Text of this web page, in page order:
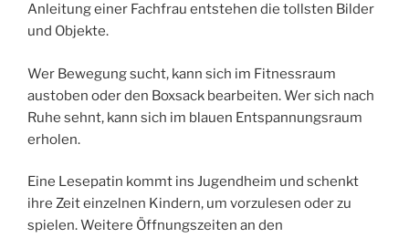
Anleitung einer Fachfrau entstehen die tollsten Bilder
und Objekte.
Wer Bewegung sucht, kann sich im Fitnessraum
austoben oder den Boxsack bearbeiten. Wer sich nach
Ruhe sehnt, kann sich im blauen Entspannungsraum
erholen.
Eine Lesepatin kommt ins Jugendheim und schenkt
ihre Zeit einzelnen Kindern, um vorzulesen oder zu
spielen. Weitere Öffnungszeiten an den